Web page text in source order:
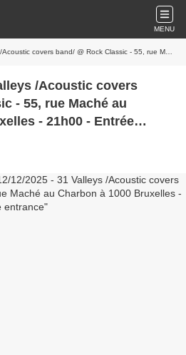
MENU
Classic - 55, rue Maché au Charbon à 1000 Bruxelles - 21h00 - Entrée gratuite / Free entrance
/Acoustic covers
- 55, rue Maché au
- 21h00 - Entrée